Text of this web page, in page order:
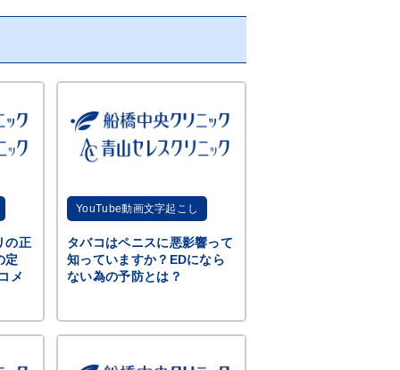
の正
定
メ
YouTube動画文字起こし
タバコはペニスに悪影響って
知っていますか？EDになら
ない為の予防とは？